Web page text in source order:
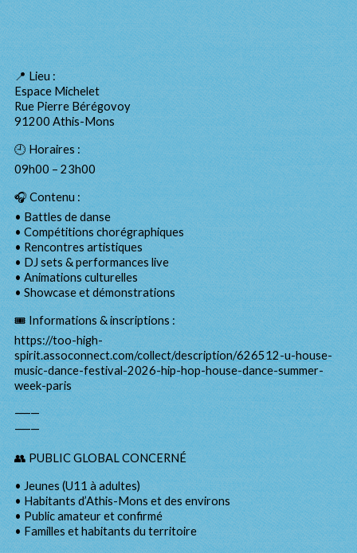
📍 Lieu :
Espace Michelet
Rue Pierre Bérégovoy
91200 Athis-Mons
🕘 Horaires :
09h00 – 23h00
🎧 Contenu :
• Battles de danse
• Compétitions chorégraphiques
• Rencontres artistiques
• DJ sets & performances live
• Animations culturelles
• Showcase et démonstrations
🎟️ Informations & inscriptions :
https://too-high-
spirit.assoconnect.com/collect/description/626512-u-house-
music-dance-festival-2026-hip-hop-house-dance-summer-
week-paris
⸻
⸻
👥 PUBLIC GLOBAL CONCERNÉ
• Jeunes (U11 à adultes)
• Habitants d’Athis-Mons et des environs
• Public amateur et confirmé
• Familles et habitants du territoire